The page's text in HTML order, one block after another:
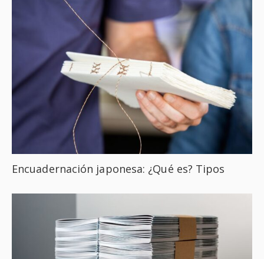
Encuadernación japonesa: ¿Qué es? Tipos